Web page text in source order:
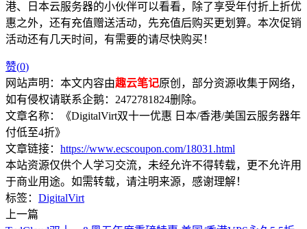
港、日本云服务器的小伙伴可以看看，除了享受年付折上折优
惠之外，还有充值赠送活动，先充值后购买更划算。本次促销
活动还有几天时间，有需要的请尽快购买！
赞(0)
网站声明：本文内容由趣云笔记原创，部分资源收集于网络，
如有侵权请联系企鹅：2472781824删除。
文章名称：《DigitalVirt双十一优惠 日本/香港/美国云服务器年
付低至4折》
文章链接： https://www.ecscoupon.com/18031.html
本站资源仅供个人学习交流，未经允许不得转载，更不允许用
于商业用途。如需转载，请注明来源，感谢理解！
标签： DigitalVirt
上一篇